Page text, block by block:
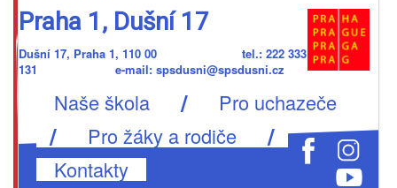
Praha 1, Dušní 17
Dušní 17, Praha 1, 110 00 tel.: 222 333
131 e-mail: spsdusni@spsdusni.cz
Naše škola / Pro uchazeče
/ Pro žáky a rodiče /
Kontakty